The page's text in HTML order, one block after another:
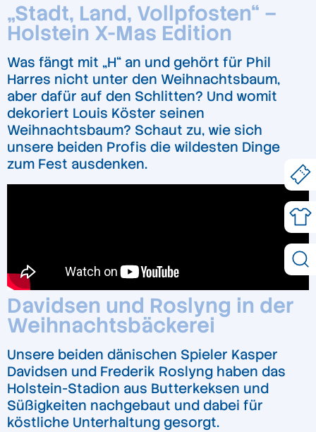
„Stadt, Land, Vollpfosten“ –
Holstein X-Mas Edition
Was fängt mit „H“ an und gehört für Phil
Harres nicht unter den Weihnachtsbaum,
aber dafür auf den Schlitten? Und womit
dekoriert Louis Köster seinen
Weihnachtsbaum? Schaut zu, wie sich
unsere beiden Profis die wildesten Dinge
zum Fest ausdenken.
Davidsen und Roslyng in der
Weihnachtsbäckerei
Unsere beiden dänischen Spieler Kasper
Davidsen und Frederik Roslyng haben das
Holstein-Stadion aus Butterkeksen und
Süßigkeiten nachgebaut und dabei für
köstliche Unterhaltung gesorgt.